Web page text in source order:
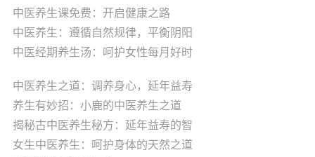
中医养生课免费：开启健康之路
中医养生：遵循自然规律，平衡阴阳
中医经期养生汤：呵护女性每月好时
中医养生之道：调养身心，延年益寿
养生有妙招：小鹿的中医养生之道
揭秘古中医养生秘方：延年益寿的智
女生中医养生：呵护身体的天然之道